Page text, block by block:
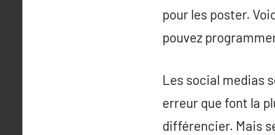
pour les poster.
pouvez
Les social medias
erreur que font la
différencier. Mais